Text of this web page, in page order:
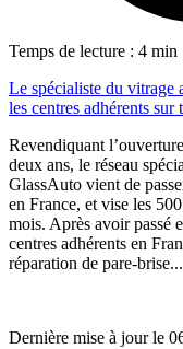
Temps de lecture : 4 min
Le spécialiste du
les centres adhérents
Revendiquant
deux ans, le réseau
GlassAuto vient de
en France, et vise les
mois. Après avoir passé
centres adhérents en
réparation de pare-brise...
Dernière mise à jour le